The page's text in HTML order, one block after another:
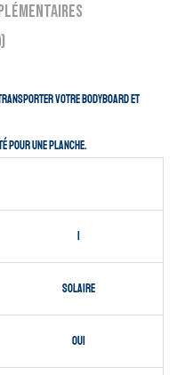
votre bodyboard et
pour une planche.
solaire
oui